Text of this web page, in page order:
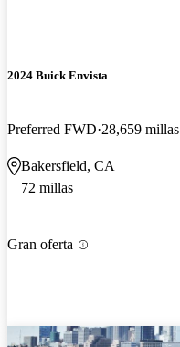
2024 Buick Envista
Preferred FWD 28,659 millas
Bakersfield, CA
72 millas
Gran oferta